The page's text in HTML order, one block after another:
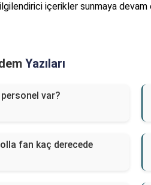
içerikler sunmaya devam
Yazıları
var?
fan kaç derecede